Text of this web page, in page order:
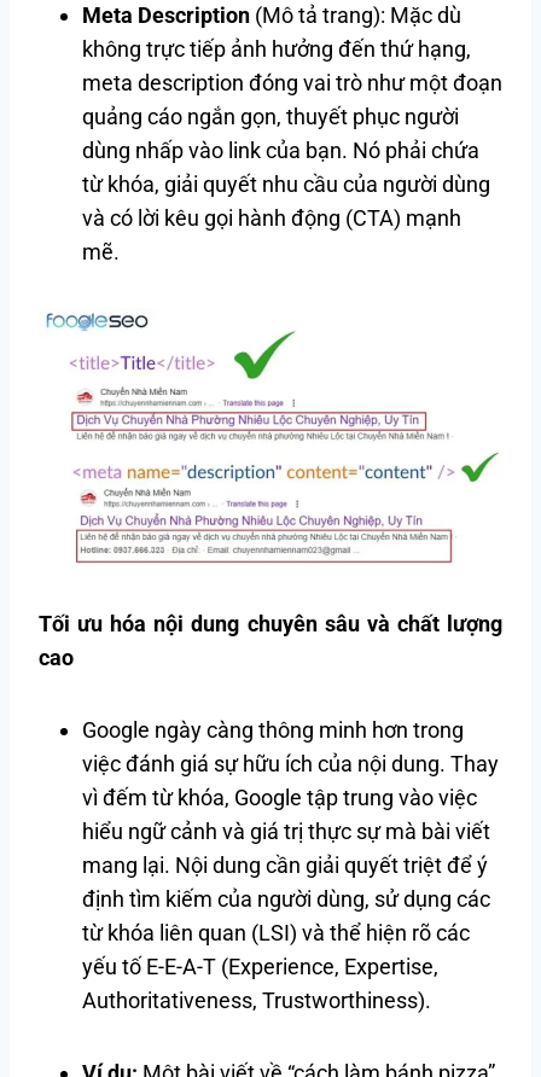
Meta Description (Mô tả trang): Mặc dù
không trực tiếp ảnh hưởng đến thứ hạng,
meta description đóng vai trò như một đoạn
quảng cáo ngắn gọn, thuyết phục người
dùng nhấp vào link của bạn. Nó phải chứa
từ khóa, giải quyết nhu cầu của người dùng
và có lời kêu gọi hành động (CTA) mạnh
mẽ.
Tối ưu hóa nội dung chuyên sâu và chất lượng
cao
Google ngày càng thông minh hơn trong
việc đánh giá sự hữu ích của nội dung. Thay
vì đếm từ khóa, Google tập trung vào việc
hiểu ngữ cảnh và giá trị thực sự mà bài viết
mang lại. Nội dung cần giải quyết triệt để ý
định tìm kiếm của người dùng, sử dụng các
từ khóa liên quan (LSI) và thể hiện rõ các
yếu tố E-E-A-T (Experience, Expertise,
Authoritativeness, Trustworthiness).